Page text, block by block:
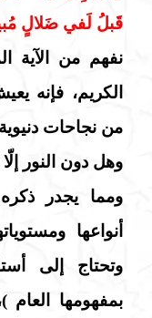
قَبلُ لَفي ضَلالٍ
نفهم من الآية
الكريم، فإنه
من نجاحات
وهل دون النور
ومما يجدر
أنواعها
وتحتاج إلى
بمفهومها العام